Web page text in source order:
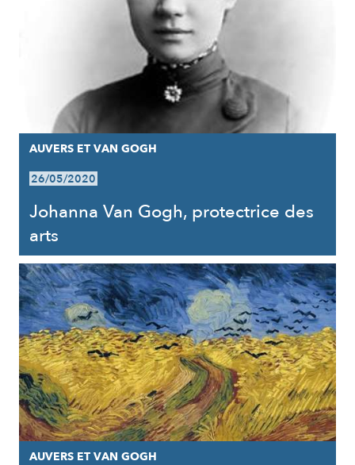
AUVERS ET VAN GOGH
26/05/2020
Johanna Van Gogh, protectrice des
arts
AUVERS ET VAN GOGH